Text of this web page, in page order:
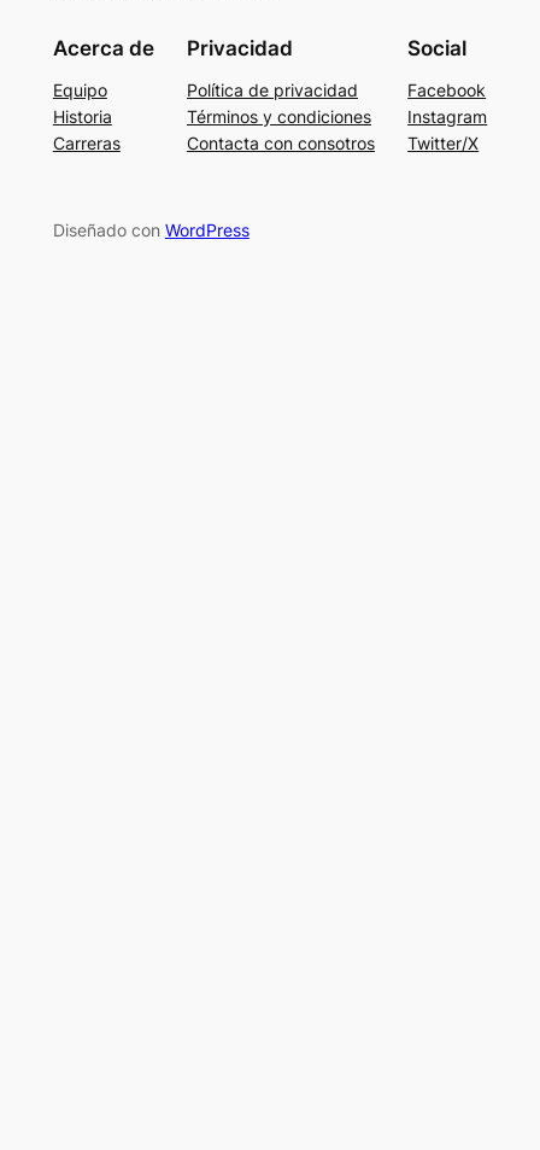
Acerca de
Equipo
Historia
Carreras
Privacidad
Política de privacidad
Términos y condiciones
Contacta con consotros
Social
Facebook
Instagram
Twitter/X
Diseñado con WordPress